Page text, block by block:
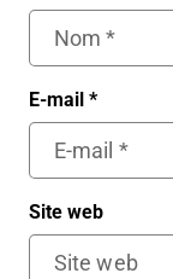
E-mail *
Site web